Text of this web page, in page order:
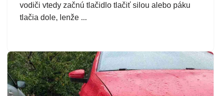
vodiči vtedy začnú tlačidlo tlačiť silou alebo páku
tlačia dole, lenže ...